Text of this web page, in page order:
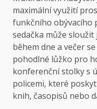
maximální využití
funkčního obývacího
sedačka může
během dne a večer
pohodlné lůžko pro
konferenční stolky s
policemi, které
knih, časopisů nebo